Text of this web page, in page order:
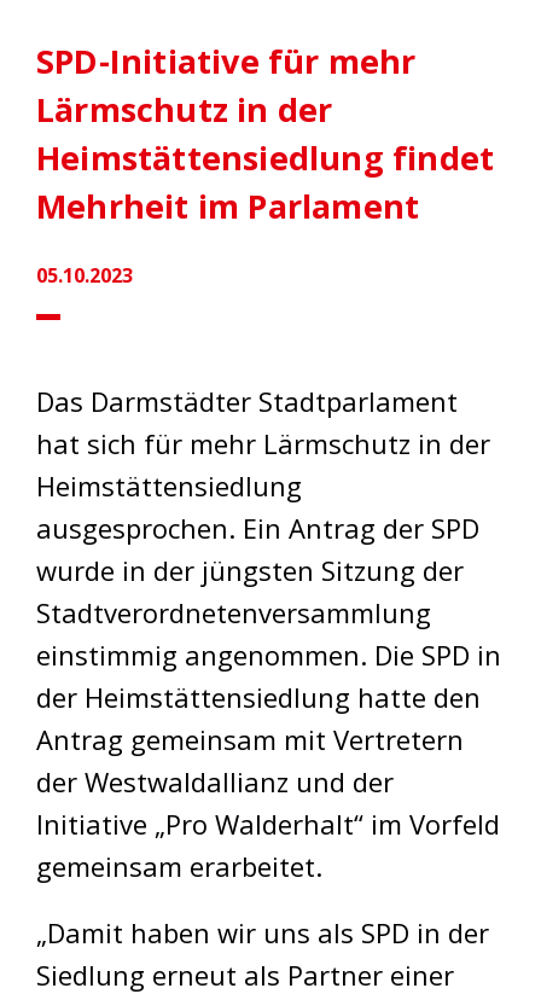
SPD-Initiative für mehr
Lärmschutz in der
Heimstättensiedlung findet
Mehrheit im Parlament
05.10.2023
Das Darmstädter Stadtparlament
hat sich für mehr Lärmschutz in der
Heimstättensiedlung
ausgesprochen. Ein Antrag der SPD
wurde in der jüngsten Sitzung der
Stadtverordnetenversammlung
einstimmig angenommen. Die SPD in
der Heimstättensiedlung hatte den
Antrag gemeinsam mit Vertretern
der Westwaldallianz und der
Initiative „Pro Walderhalt“ im Vorfeld
gemeinsam erarbeitet.
„Damit haben wir uns als SPD in der
Siedlung erneut als Partner einer